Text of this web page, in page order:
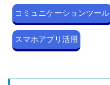
コミュニケーションツール
スマホアプリ活用